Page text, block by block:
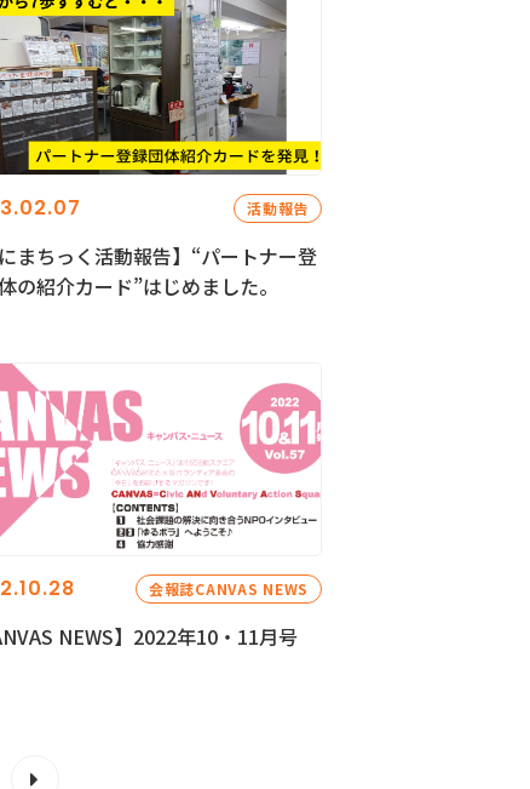
活動報告
にまちっく活動報告】“パートナー登
の紹介カード”はじめました。
会報誌CANVAS NEWS
NEWS】2022年10・11月号